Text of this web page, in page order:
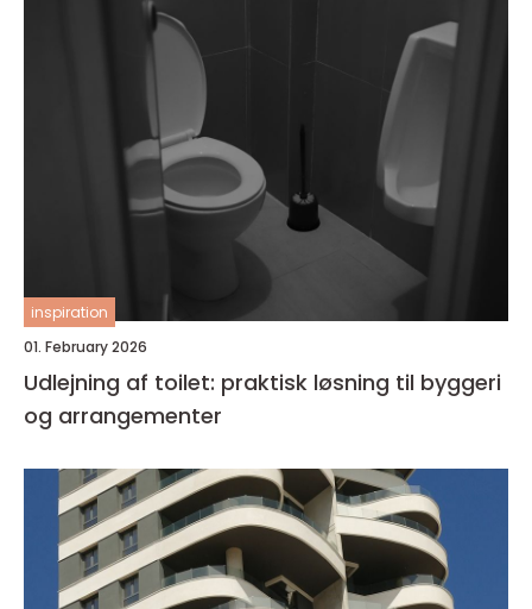
inspiration
01. February 2026
Udlejning af toilet: praktisk løsning til byggeri
og arrangementer